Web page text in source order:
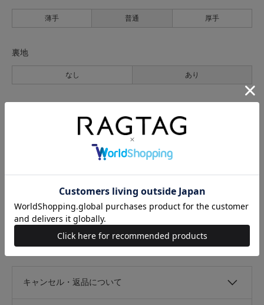
薄手 普通 厚手
裏地
なし あり
あり
なし あり
光沢
キャンセル・返品について